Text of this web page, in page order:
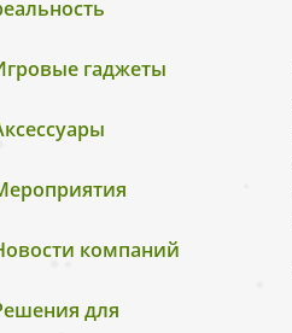
гаджеты
компаний
для